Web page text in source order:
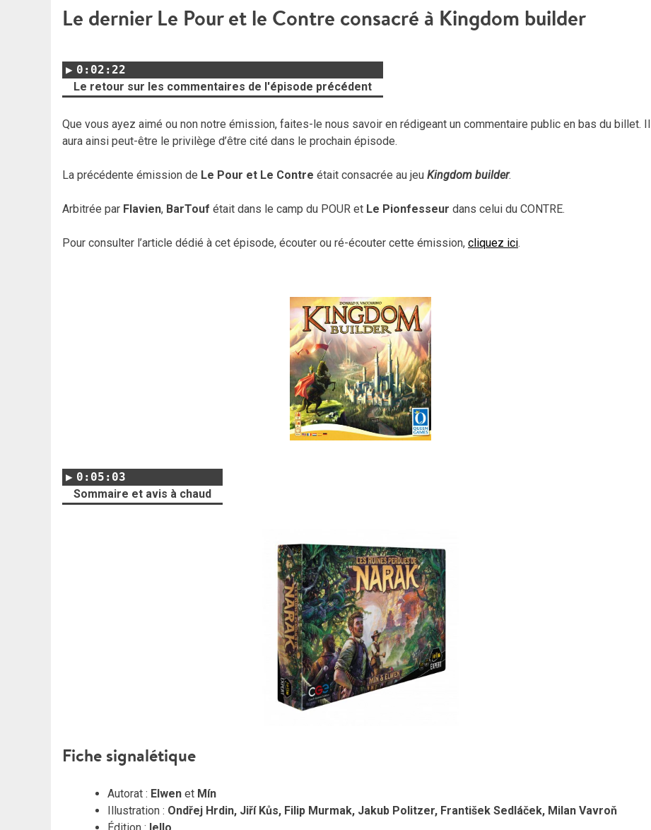
Le dernier Le Pour et le Contre consacré à Kingdom builder
0:02:22
Le retour sur les commentaires de l'épisode précédent
Que vous ayez aimé ou non notre émission, faites-le nous savoir en rédigeant un commentaire public en bas du billet. Il
aura ainsi peut-être le privilège d’être cité dans le prochain épisode.
La précédente émission de Le Pour et Le Contre était consacrée au jeu Kingdom builder.
Arbitrée par Flavien, BarTouf était dans le camp du POUR et Le Pionfesseur dans celui du CONTRE.
Pour consulter l’article dédié à cet épisode, écouter ou ré-écouter cette émission, cliquez ici.
0:05:03
Sommaire et avis à chaud
Fiche signalétique
Autorat : Elwen et Mín
Illustration : Ondřej Hrdin, Jiří Kůs, Filip Murmak, Jakub Politzer, František Sedláček, Milan Vavroň